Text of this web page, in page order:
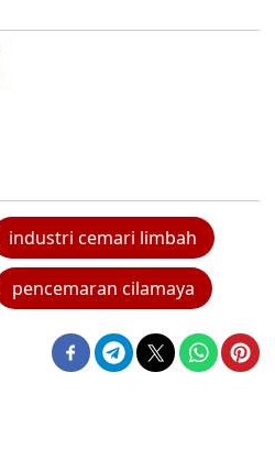
industri cemari limbah
pencemaran cilamaya